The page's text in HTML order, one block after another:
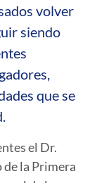
volver
siendo
que se
el Dr.
la Primera